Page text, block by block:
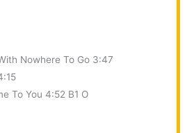
Nowhere To Go 3:47
To You 4:52 B1 O